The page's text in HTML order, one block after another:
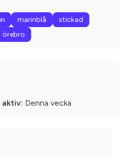
marinblå
stickad
örebro
aktiv: Denna vecka